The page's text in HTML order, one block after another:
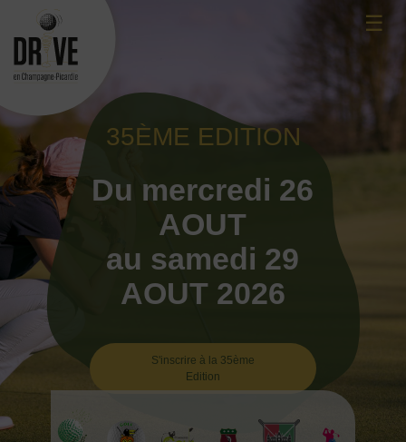
content
☰
35ÈME EDITION
Du mercredi 26
AOUT
au samedi 29
AOUT 2026
S'inscrire à la 35ème
Edition